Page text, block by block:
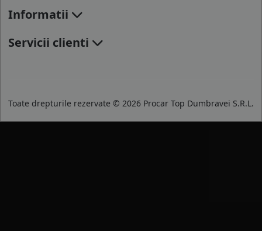
Informatii
Servicii clienti
Toate drepturile rezervate © 2026 Procar Top Dumbravei S.R.L.